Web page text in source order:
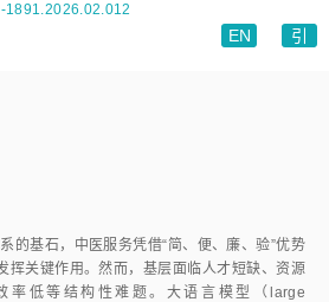
EN 引
的基石，中医服务凭借“简、便、廉、验”优势
挥关键作用。然而，基层面临人才短缺、资源
率低等结构性难题。大语言模型（large